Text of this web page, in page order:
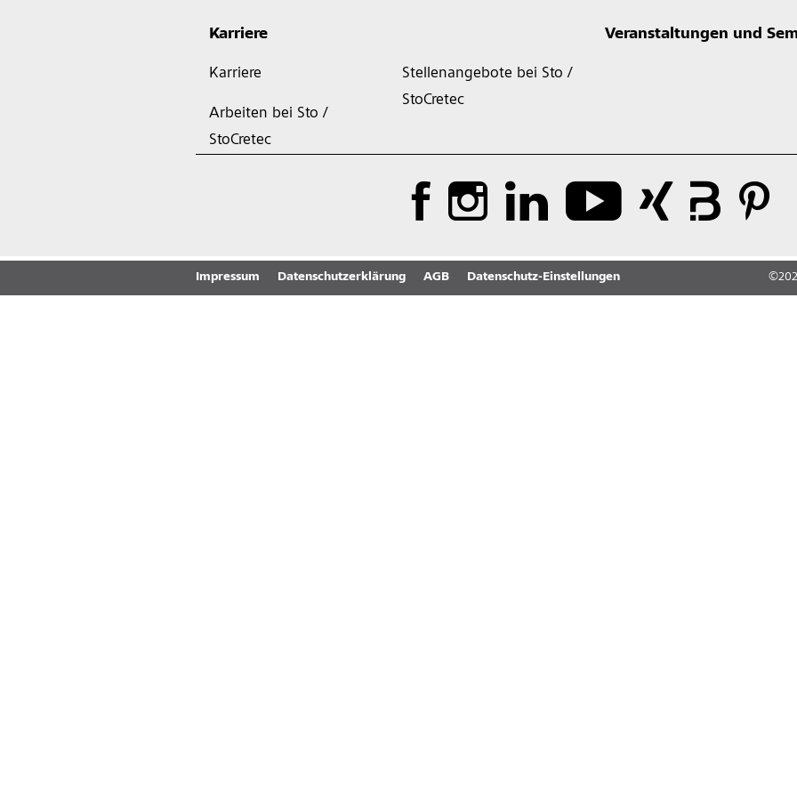
Karriere
Karriere
Arbeiten bei Sto /
StoCretec
Stellenangebote bei Sto /
StoCretec
Veranstaltungen und
Impressum Datenschutzerklärung AGB Datenschutz-Einstellungen ©